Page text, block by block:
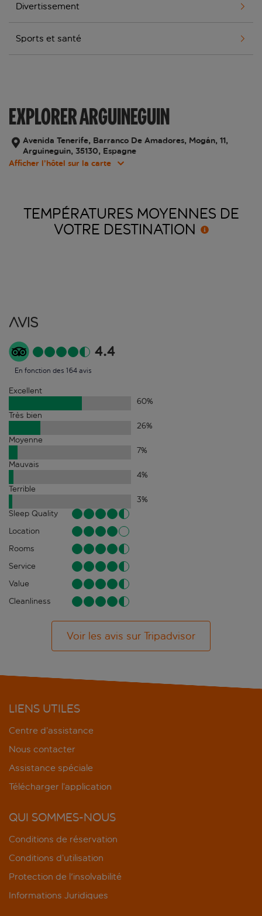
Divertissement
Sports et santé
EXPLORER ARGUINEGUIN
Avenida Tenerife, Barranco De Amadores, Mogán, 11,
Arguineguin, 35130, Espagne
Afficher l’hôtel sur la carte
TEMPÉRATURES MOYENNES DE
VOTRE DESTINATION
Avis
4.4
En fonction des 164 avis
Excellent
60%
Très bien
26%
Moyenne
7%
Mauvais
4%
Terrible
3%
Sleep Quality
Location
Rooms
Service
Value
Cleanliness
Voir les avis sur Tripadvisor
LIENS UTILES
Centre d’assistance
Nous contacter
Assistance spéciale
Télécharger l’application
QUI SOMMES-NOUS
Conditions de réservation
Conditions d’utilisation
Protection de l'insolvabilité
Informations Juridiques